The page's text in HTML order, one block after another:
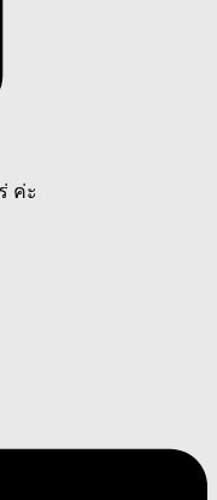
ค่ะ